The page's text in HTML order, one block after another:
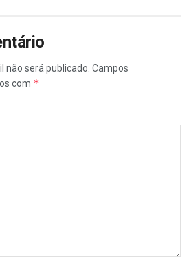
não será publicado. Campos
com *